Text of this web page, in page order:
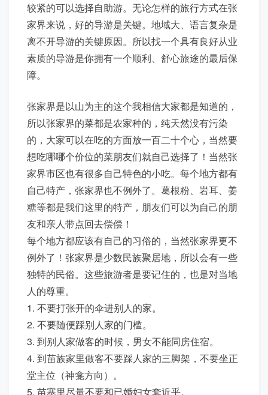
较紧的可以选择自助游。无论怎样的旅行方式在张
家界来说，好的导游是关键。地域大、语言复杂是
离不开导游的关键原因。所以找一个具有良好从业
素质的导游是你拥有一个顺利、舒心旅途的最后保
障。
张家界是以山为主的这个我相信大家都是知道的，
所以张家界的菜都是农家种的，纯天然没有污染
的，大家可以在吃的方面放一百二十个心，当然要
想吃哪哪个价位的菜朋友们就自己选择了！当然张
家界市区也有很多自己特色的小吃。每个地方都有
自己特产，张家界也不例外了。葛根粉、岩耳、姜
糖等都是我们这里的特产，朋友们可以为自己的朋
友和亲人带点回去偿偿！
每个地方都应该有自己的习俗的，当然张家界更不
例外了！张家界是少数民族聚居地，所以会有一些
独特的民俗。这些旅游者是要记住的，也是对当地
人的尊重。
1. 不要打张开的伞进别人的家。
2. 不要随便踩别人家的门槛。
3. 到别人家做客的时候，男女不能同房住宿。
4. 到苗族家里做客不要踩人家的三脚架，不要坐正
堂主位（神龛方向）。
5. 苗寨里尽量不要和已婚妇女套近乎。